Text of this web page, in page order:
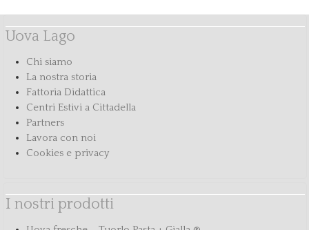
Uova Lago
Chi siamo
La nostra storia
Fattoria Didattica
Centri Estivi a Cittadella
Partners
Lavora con noi
Cookies e privacy
I nostri prodotti